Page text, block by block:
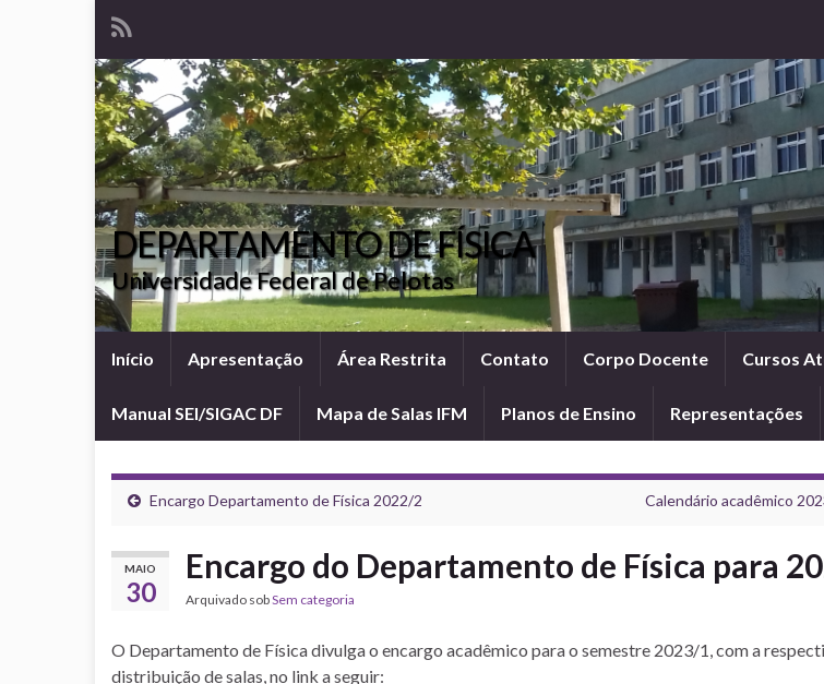
DEPARTAMENTO DE FÍSICA
Universidade Federal de Pelotas
Início Apresentação Área Restrita Contato Corpo Docente Cursos
Manual SEI/SIGAC DF Mapa de Salas IFM Planos de Ensino Representações
Encargo Departamento de Física 2022/2 Calendário acadêmico
MAIO
30
Encargo do Departamento de Física para
Arquivado sobSem categoria
O Departamento de Física divulga o encargo acadêmico para o semestre 2023/1, com a
distribuição de salas, no link a seguir: